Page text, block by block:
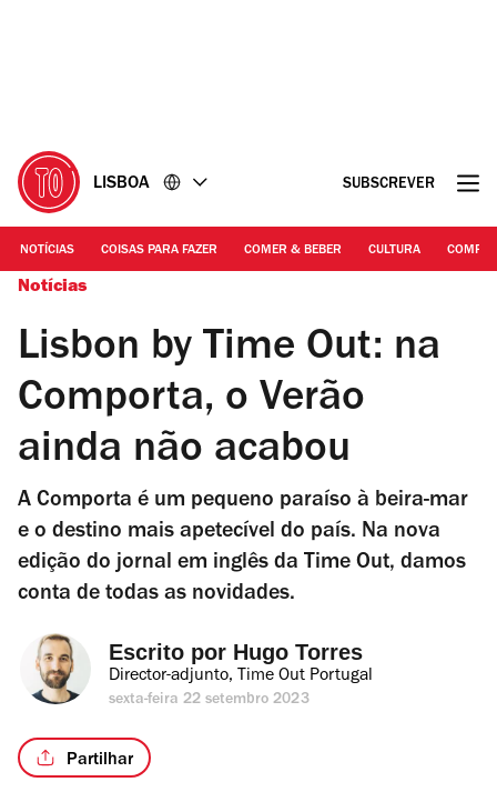
LISBOA SUBSCREVER
NOTÍCIAS COISAS PARA FAZER COMER & BEBER CULTURA
Notícias
Lisbon by Time Out: na
Comporta, o Verão
ainda não acabou
A Comporta é um pequeno paraíso à beira-mar
e o destino mais apetecível do país. Na nova
edição do jornal em inglês da Time Out, damos
conta de todas as novidades.
Escrito por Hugo Torres
Director-adjunto, Time Out Portugal
sexta-feira 22 setembro 2023
Partilhar